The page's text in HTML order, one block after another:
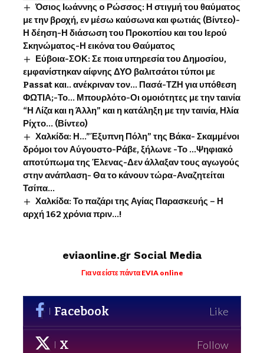
Όσιος Ιωάννης o Ρώσσος: Η στιγμή του θαύματος
με την βροχή, εν μέσω καύσωνα και φωτιάς (Βίντεο)-
Η δέηση-Η διάσωση του Προκοπίου και του Ιερού
Σκηνώματος-Η εικόνα του Θαύματος
Εύβοια-ΣΟΚ: Σε ποια υπηρεσία του Δημοσίου,
εμφανίστηκαν αίφνης ΔΥΟ βαλιτσάτοι τύποι με
Passat και.. ανέκριναν τον… Πασά-ΤΖΗ για υπόθεση
ΦΩΤΙΑ;-Το… Μπουρλότο-Οι ομοιότητες με την ταινία
“Η Λίζα και η Άλλη” και η κατάληξη με την ταινία, Ηλία
Ρίχτο… (Βίντεο)
Χαλκίδα: Η…”Έξυπνη Πόλη” της Βάκα- Σκαμμένοι
δρόμοι τον Αύγουστο-Ράβε, ξήλωνε -Το …Ψηφιακό
αποτύπωμα της Έλενας-Δεν άλλαξαν τους αγωγούς
στην ανάπλαση- Θα το κάνουν τώρα-Αναζητείται
Τσίπα…
Χαλκίδα: Το παζάρι της Αγίας Παρασκευής – Η
αρχή 162 χρόνια πριν…!
eviaonline.gr Social Media
Για να είστε πάντα EVIA online
Facebook Like
X Follow